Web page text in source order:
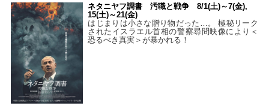
ネタニヤフ調書 汚職と戦争 8/1(土)～7(金),
15(土)～21(金)
はじまりは小さな贈り物だった…。 極秘リーク
されたイスラエル首相の警察尋問映像により＜
恐るべき真実＞が暴かれる！